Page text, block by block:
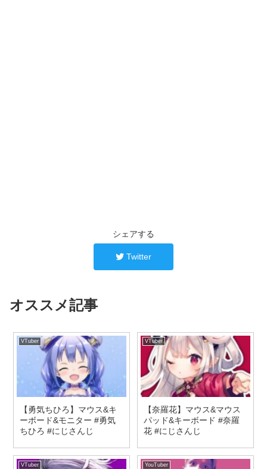
シェアする
Twitter
オススメ記事
VTuber
【勇気ちひろ】マウス&キ
ーボード&モニター #勇気
ちひろ #にじさんじ
VTuber
【奈羅花】マウス&マウス
パッド&キーボード #奈羅
花 #にじさんじ
VTuber YouTuber